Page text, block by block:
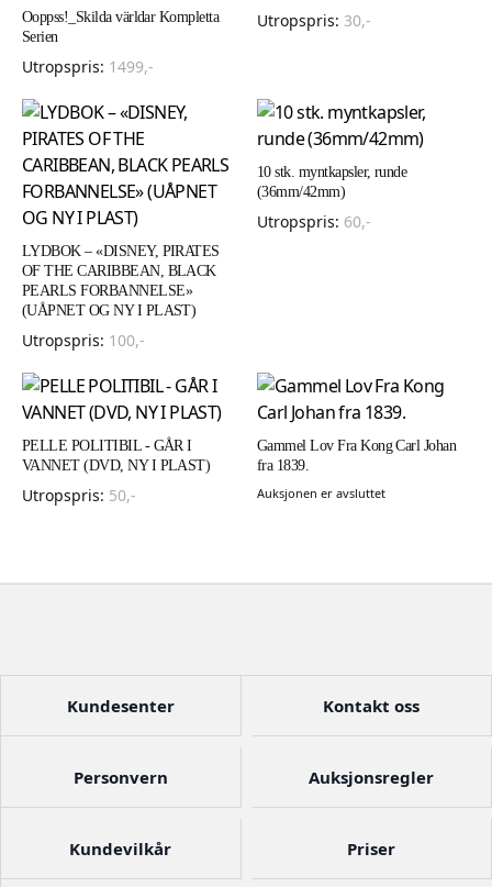
Ooppss!_Skilda världar Kompletta
Serien
Utropspris: 1499,-
Utropspris: 30,-
LYDBOK – «DISNEY, PIRATES
OF THE CARIBBEAN, BLACK
PEARLS FORBANNELSE»
(UÅPNET OG NY I PLAST)
Utropspris: 100,-
10 stk. myntkapsler, runde
(36mm/42mm)
Utropspris: 60,-
PELLE POLITIBIL - GÅR I
VANNET (DVD, NY I PLAST)
Utropspris: 50,-
Gammel Lov Fra Kong Carl Johan
fra 1839.
Auksjonen er avsluttet
Kundesenter Kontakt oss
Personvern Auksjonsregler
Kundevilkår Priser